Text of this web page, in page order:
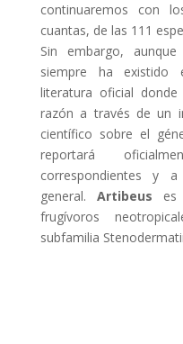
continuaremos con
cuantas, de las 111
Sin embargo,
siempre ha existido
literatura oficial
razón a través de un
científico sobre el
reportará
correspondientes y
general.Artibeus es
frugívoros
subfamilia